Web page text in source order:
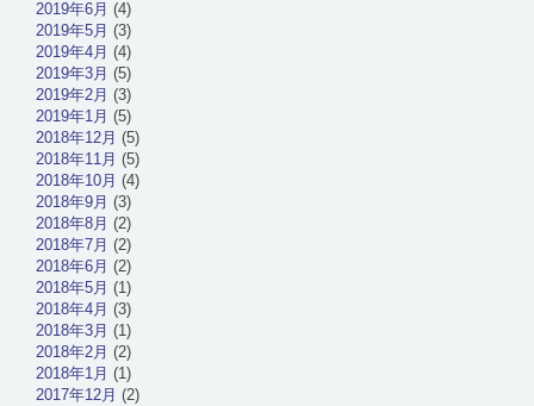
2019年6月 (4)
2019年5月 (3)
2019年4月 (4)
2019年3月 (5)
2019年2月 (3)
2019年1月 (5)
2018年12月 (5)
2018年11月 (5)
2018年10月 (4)
2018年9月 (3)
2018年8月 (2)
2018年7月 (2)
2018年6月 (2)
2018年5月 (1)
2018年4月 (3)
2018年3月 (1)
2018年2月 (2)
2018年1月 (1)
2017年12月 (2)